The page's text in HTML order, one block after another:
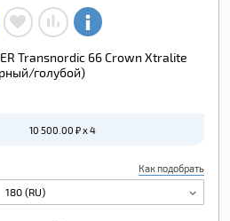
Transnordic 66 Crown Xtralite
голубой)
10 500.00 ₽ x 4
Как подобрать
180 (RU)